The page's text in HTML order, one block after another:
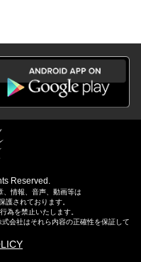
Reserved.
、情報、音声、動画等は
護されております。
為を禁止いたします。
会社はそれら内容の正確性を保証して